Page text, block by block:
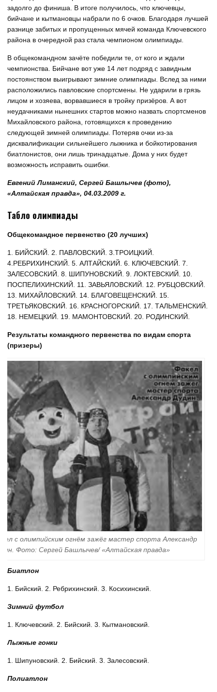
задолго до финиша. В итоге получилось, что ключевцы,
бийчане и кытмановцы набрали по 6 очков. Благодаря лучшей
разнице забитых и пропущенных мячей команда Ключевского
района в очередной раз стала чемпионом олимпиады.
В общекомандном зачёте победили те, от кого и ждали
чемпионства. Бийчане вот уже 14 лет подряд с завидным
постоянством выигрывают зимние олимпиады. Вслед за ними
расположились павловские спортсмены. Не ударили в грязь
лицом и хозяева, ворвавшиеся в тройку призёров. А вот
неудачниками нынешних стартов можно назвать спортсменов
Михайловского района, готовящихся к проведению
следующей зимней олимпиады. Потеряв очки из-за
дисквалификации сильнейшего лыжника и бойкотирования
биатлонистов, они лишь тринадцатые. Дома у них будет
возможность исправить ошибки.
Евгений Лиманский, Сергей Башлычев (фото),
«Алтайская правда», 04.03.2009 г.
Табло олимпиады
Общекомандное первенство (20 лучших)
1. БИЙСКИЙ. 2. ПАВЛОВСКИЙ. 3.ТРОИЦКИЙ.
4.РЕБРИХИНСКИЙ. 5. АЛТАЙСКИЙ. 6. КЛЮЧЕВСКИЙ. 7.
ЗАЛЕСОВСКИЙ. 8. ШИПУНОВСКИЙ. 9. ЛОКТЕВСКИЙ. 10.
ПОСПЕЛИХИНСКИЙ. 11. ЗАВЬЯЛОВСКИЙ. 12. РУБЦОВСКИЙ.
13. МИХАЙЛОВСКИЙ. 14. БЛАГОВЕЩЕНСКИЙ. 15.
ТРЕТЬЯКОВСКИЙ. 16. КРАСНОГОРСКИЙ. 17. ТАЛЬМЕНСКИЙ.
18. НЕМЕЦКИЙ. 19. МАМОНТОВСКИЙ. 20. РОДИНСКИЙ.
Результаты командного первенства по видам спорта
(призеры)
с олимпийским огнём зажёг мастер спорта Александр
Фото: Сергей Башлычев/ «Алтайская правда»
Биатлон
1. Бийский. 2. Ребрихинский. 3. Косихинский.
Зимний футбол
1. Ключевский. 2. Бийский. 3. Кытмановский.
Лыжные гонки
1. Шипуновский. 2. Бийский. 3. Залесовский.
Полиатлон